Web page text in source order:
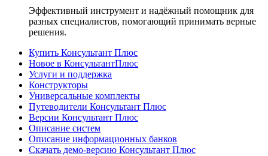
Эффективный инструмент и надёжный помощник для
разных специалистов, помогающий принимать верные
решения.
Купить Консультант Плюс
Новое в КонсультантПлюс
Услуги и поддержка
Конструкторы
Универсальные комплекты
Путеводители Консультант Плюс
Версии Консультант Плюс
Описание систем
Описание информационных банков
Скачать демо-версию Консультант Плюс